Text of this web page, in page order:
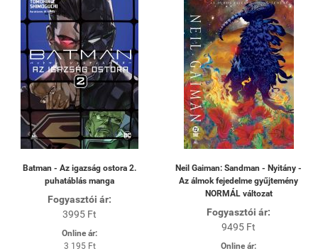
Batman - Az igazság ostora 2.
puhatáblás manga
Fogyasztói ár:
3995 Ft
Online ár:
3 195 Ft
Neil Gaiman: Sandman - Nyitány -
Az álmok fejedelme gyűjtemény
NORMÁL változat
Fogyasztói ár:
9495 Ft
Online ár: